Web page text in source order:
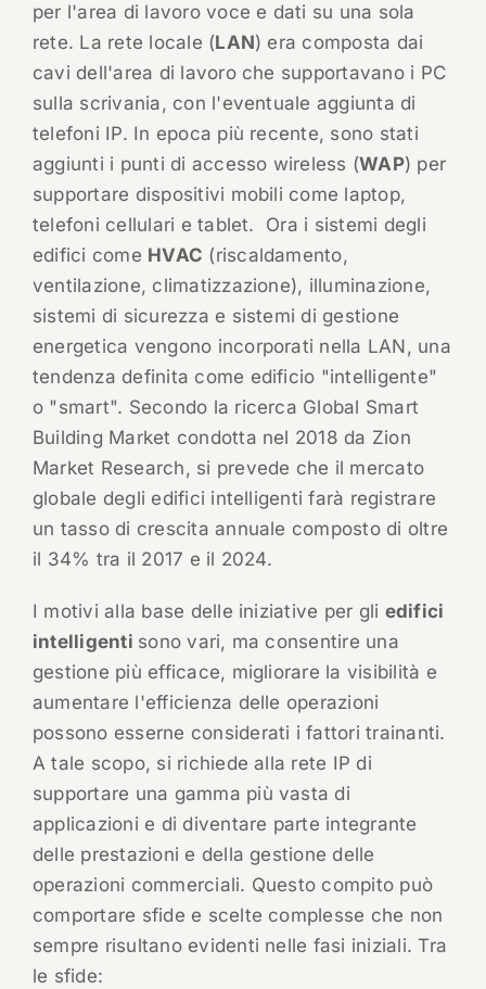
per l'area di lavoro voce e dati su una sola
rete. La rete locale (LAN) era composta dai
cavi dell'area di lavoro che supportavano i PC
sulla scrivania, con l'eventuale aggiunta di
telefoni IP. In epoca più recente, sono stati
aggiunti i punti di accesso wireless (WAP) per
supportare dispositivi mobili come laptop,
telefoni cellulari e tablet. Ora i sistemi degli
edifici come HVAC (riscaldamento,
ventilazione, climatizzazione), illuminazione,
sistemi di sicurezza e sistemi di gestione
energetica vengono incorporati nella LAN, una
tendenza definita come edificio "intelligente"
o "smart". Secondo la ricerca Global Smart
Building Market condotta nel 2018 da Zion
Market Research, si prevede che il mercato
globale degli edifici intelligenti farà registrare
un tasso di crescita annuale composto di oltre
il 34% tra il 2017 e il 2024.
I motivi alla base delle iniziative per gli edifici
intelligenti sono vari, ma consentire una
gestione più efficace, migliorare la visibilità e
aumentare l'efficienza delle operazioni
possono esserne considerati i fattori trainanti.
A tale scopo, si richiede alla rete IP di
supportare una gamma più vasta di
applicazioni e di diventare parte integrante
delle prestazioni e della gestione delle
operazioni commerciali. Questo compito può
comportare sfide e scelte complesse che non
sempre risultano evidenti nelle fasi iniziali. Tra
le sfide: